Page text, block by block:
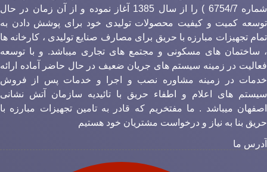
شماره 6754/7 ) را از سال 1385 آغاز نموده و از آن زمان در حال
کمیت و کیفیت محصولات تولیدی خود برای پوشش دادن به
تجهیزات مبارزه با حریق برای مصارف صنایع تولیدی ، کارخانه ها
ساختمان های مسکونی و مجتمع های تجاری میباشد. و با توسعه
در زمینه سیستم های جریان ضعیف در حال حاضر آماده ارائه
در زمینه مشاوره نصب و اجرا و خدمات پس از فروش
های اعلام و اطفاء حریق با تائیدیه سازمان آتش نشانی
میباشد . ما مفتخریم که قادر به تامین تجهیزات مبارزه با
بنا به نیاز و درخواست مشتریان خود هستیم
ما